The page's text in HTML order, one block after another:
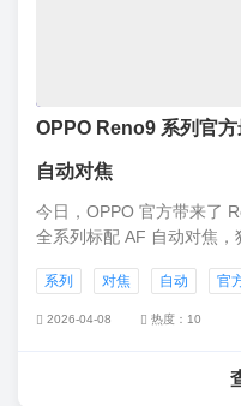
OPPO Reno9 系列官
自动对焦
今日，OPPO 官方带来了
全系列标配 AF 自动对焦，
将于 11 月 24 日 14:30 召
系列 对焦 自动 官
2026-04-08 热度：10